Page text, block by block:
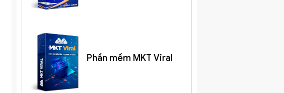
Phần mềm MKT Viral